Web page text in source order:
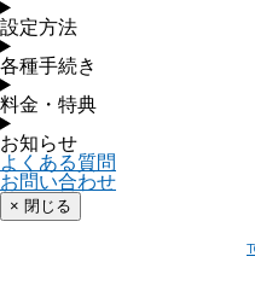
設定方法
各種手続き
料金・特典
お知らせ
よくある質問
お問い合わせ
× 閉じる